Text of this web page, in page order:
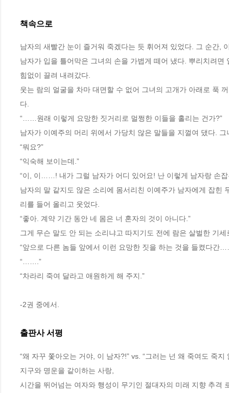
책속으로
남자의 새빨간 눈이 즐거워 죽겠다는 듯 휘어져 있었다. 그 순간,
남자가 입을 틀어막은 그녀의 손을 가볍게 떼어 냈다. 뿌리치려
힘없이 끌려 내려갔다.
웃는 람의 얼굴을 차마 대면할 수 없어 그녀의 고개가 아래로 푹
다.
“……원래 이렇게 요망한 짓거리로 멀쩡한 이들을 홀리는 건가?”
남자가 이예주의 머리 위에서 가당치 않은 말들을 지껄여 댔다.
“뭐요?”
“익숙해 보이는데.”
“이, 이……! 내가 그럴 남자가 어디 있어요! 난 이렇게 남자랑 손잡
남자의 말 같지도 않은 소리에 몸서리친 이예주가 남자에게 잡힌
리를 들어 올리고 웃었다.
“좋아. 계약 기간 동안 네 몸은 너 혼자의 것이 아니다.”
그게 무슨 말도 안 되는 소리냐고 따지기도 전에 람은 살벌한 기세
“앞으로 다른 놈들 앞에서 이런 요망한 짓을 하는 것을 들켰다간
“…….”
“차라리 죽여 달라고 애원하게 해 주지.”
-2권 중에서.
출판사 서평
“왜 자꾸 쫓아오는 거야, 이 남자?!” vs. “그러는 넌 왜 죽여도 죽지
지구와 명운을 같이하는 사랑,
시간을 뛰어넘는 여자와 행성이 무기인 절대자의 미래 지향 추격